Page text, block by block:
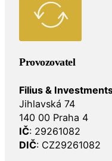
Provozovatel
Filius &
Jihlavská 74
140 00 Praha 4
IČ: 29261082
DIČ: CZ29261082